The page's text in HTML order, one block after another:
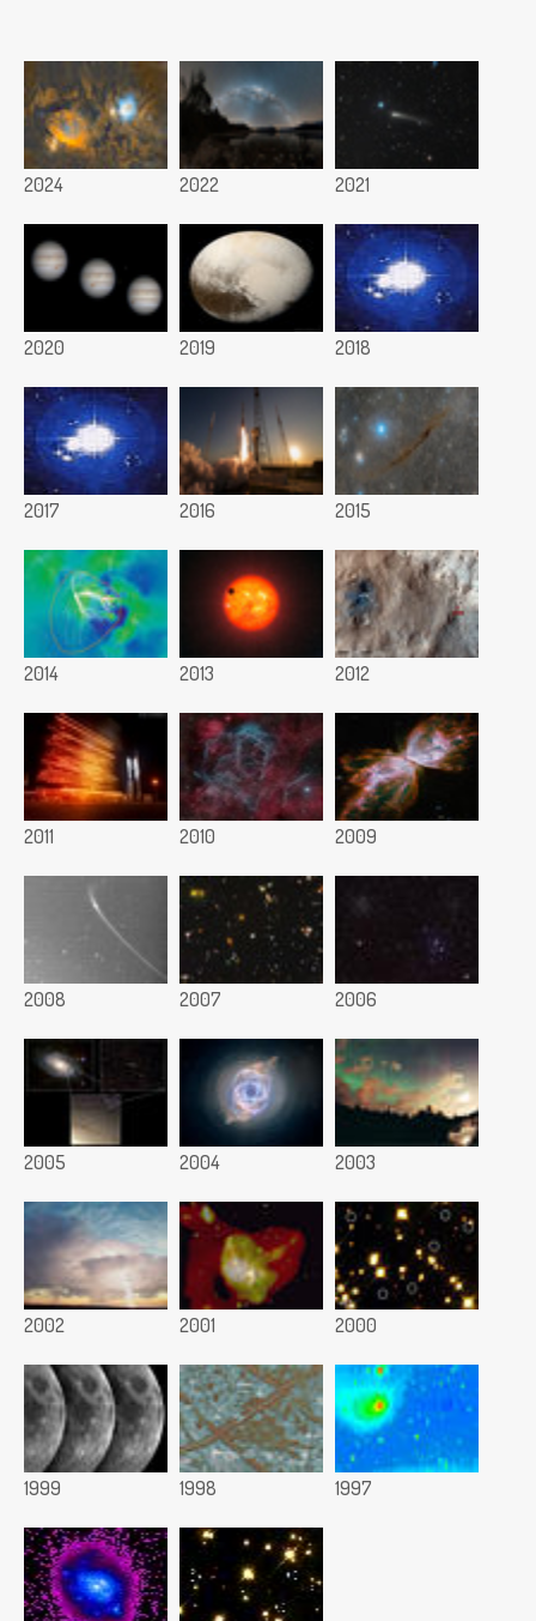
2024 2022 2021
2020 2019 2018
2017 2016 2015
2014 2013 2012
2011 2010 2009
2008 2007 2006
2005 2004 2003
2002 2001 2000
1999 1998 1997